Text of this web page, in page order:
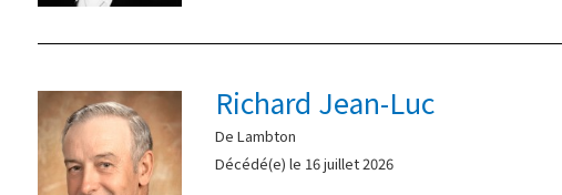
Richard Jean-Luc
De Lambton
Décédé(e) le 16 juillet 2026